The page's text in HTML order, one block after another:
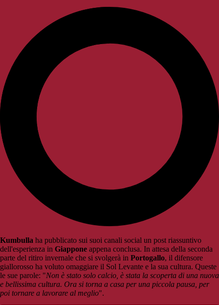
Kumbulla ha pubblicato sui suoi canali social un post riassuntivo
dell'esperienza in Giappone appena conclusa. In attesa della seconda
parte del ritiro invernale che si svolgerà in Portogallo, il difensore
giallorosso ha voluto omaggiare il Sol Levante e la sua cultura. Queste
le sue parole: "Non è stato solo calcio, è stata la scoperta di una nuova
e bellissima cultura. Ora si torna a casa per una piccola pausa, per
poi tornare a lavorare al meglio".